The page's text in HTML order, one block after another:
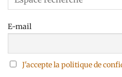
E-mail
J'accepte la politique de